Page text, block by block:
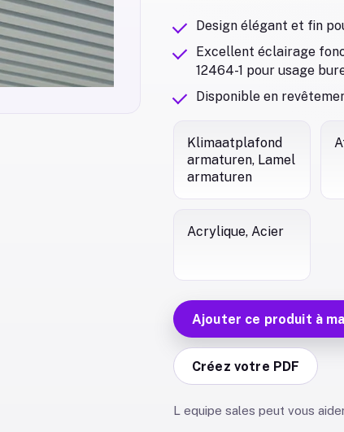
Design élégant et fin
Excellent éclairage
12464-1 pour usage
Disponible en
Klimaatplafond
armaturen, Lamel
armaturen
Acrylique, Acier
Ajouter ce produit à
Créez votre PDF
L equipe sales peut vous